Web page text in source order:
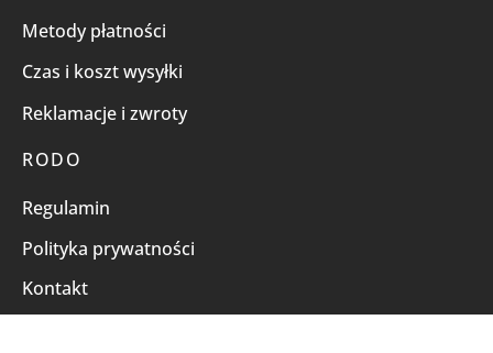
Metody płatności
Czas i koszt wysyłki
Reklamacje i zwroty
RODO
Regulamin
Polityka prywatności
Kontakt